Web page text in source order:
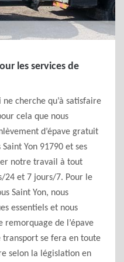
les services de
ne cherche qu’à satisfaire
cela que nous
d’épave gratuit
Yon 91790 et ses
notre travail à tout
24 et 7 jours/7. Pour le
Saint Yon, nous
essentiels et nous
remorquage de l’épave
transport se fera en toute
selon la législation en